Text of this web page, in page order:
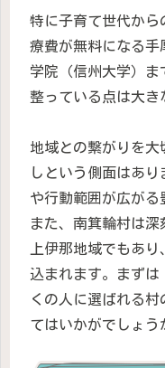
特に子育て世代から
療費が無料になる手
学院（信州大学）ま
整っている点は大き
地域との繋がりを大
しという側面はあ
や行動範囲が広がる
また、南箕輪村は
上伊那地域でもあ
込まれます。まずは
くの人に選ばれる
てはいかがでしょう